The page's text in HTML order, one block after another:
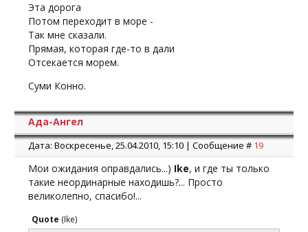
Эта дорога
Потом переходит в море -
Так мне сказали.
Прямая, которая где-то в дали
Отсекается морем.
Суми Конно.
Ада-Ангел
Дата: Воскресенье, 25.04.2010, 15:10 | Сообщение # 19
Мои ожидания оправдались...) Ike, и где ты только
такие неординарные находишь?... Просто
великолепно, спасибо!...
Quote (Ike)